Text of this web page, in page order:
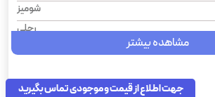
شومیز
رحلی
250
مشاهده بیشتر
جهت اطلاع از قیمت و موجودی تماس بگیرید